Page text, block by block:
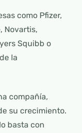
como Pfizer,
Novartis,
Squibb o
la
compañía,
su crecimiento.
basta con